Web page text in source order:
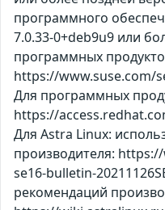
программного
7.0.33-0+deb9u9 или
программных
https://www.suse.com/
Для программных
https://
Для Astra Linux:
производителя:
se16-bulletin-
рекомендаций